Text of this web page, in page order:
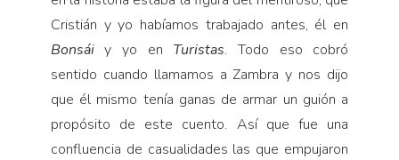
Cristián y yo habíamos trabajado antes, él en
Bonsáiy yo en Turistas. Todo eso cobró
sentido cuando llamamos a Zambra y nos dijo
que él mismo tenía ganas de armar un guión a
propósito de este cuento. Así que fue una
confluencia de casualidades las que empujaron